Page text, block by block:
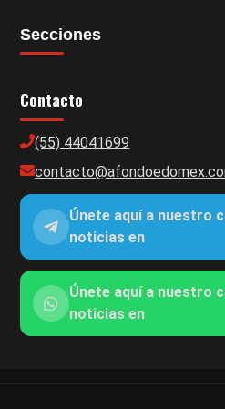
Secciones
Contacto
(55) 44041699
Únete aquí a nuestro
noticias en
Únete aquí a nuestro
noticias en